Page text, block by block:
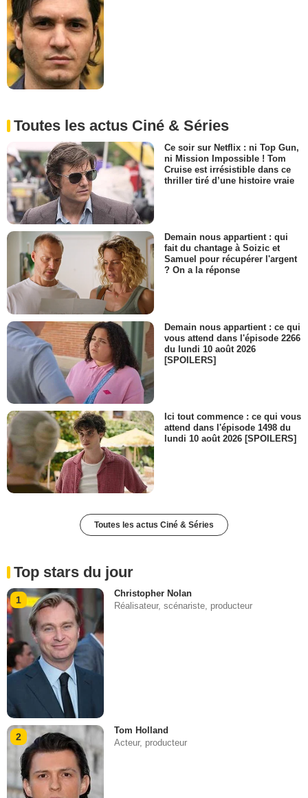
Toutes les actus Ciné & Séries
Ce soir sur Netflix : ni Top Gun,
ni Mission Impossible ! Tom
Cruise est irrésistible dans ce
thriller tiré d’une histoire vraie
Demain nous appartient : qui
fait du chantage à Soizic et
Samuel pour récupérer l'argent
? On a la réponse
Demain nous appartient : ce qui
vous attend dans l'épisode 2266
du lundi 10 août 2026
[SPOILERS]
Ici tout commence : ce qui vous
attend dans l'épisode 1498 du
lundi 10 août 2026 [SPOILERS]
Toutes les actus Ciné & Séries
Top stars du jour
1
Christopher Nolan
Réalisateur, scénariste, producteur
2
Tom Holland
Acteur, producteur